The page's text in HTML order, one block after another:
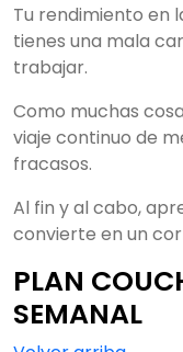
Tu rendimiento en
tienes una mala
trabajar.
Como muchas
viaje continuo de
fracasos.
Al fin y al cabo,
convierte en un
PLAN
SEMANAL